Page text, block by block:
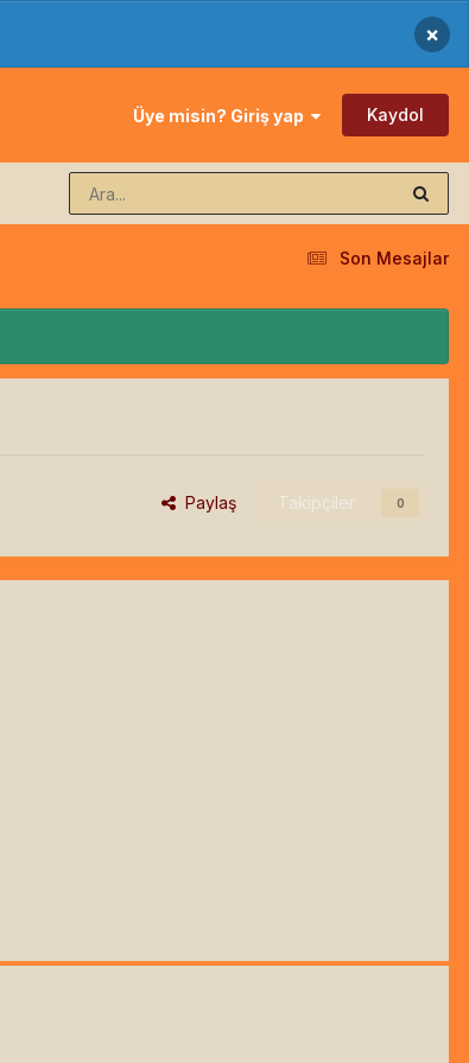
×
Üye misin? Giriş yap Kaydol
Son Mesajlar
Paylaş Takipçiler 0